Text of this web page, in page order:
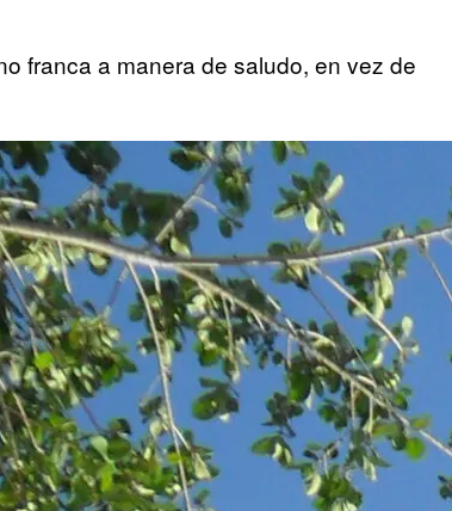
franca a manera de saludo, en vez de